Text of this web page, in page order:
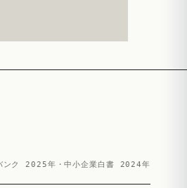
ンク 2025年・中小企業白書 2024年